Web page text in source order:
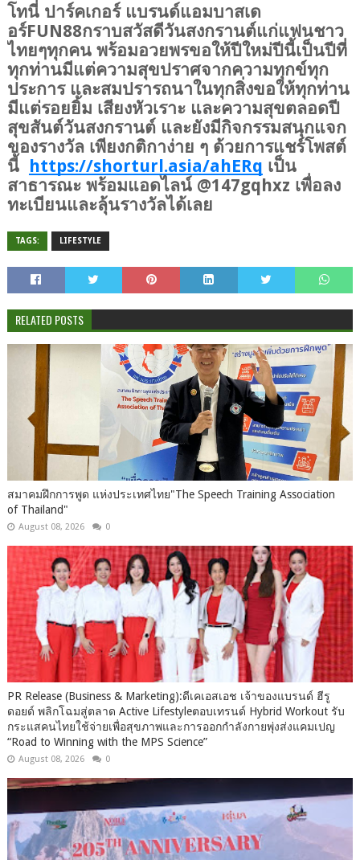
โทนี่ ปาร์คเกอร์ แบรนด์แอมบาสเด
อร์FUN88กราบสวัสดีวันสงกรานต์แก่แฟนชาว
ไทยๆทุกคน พร้อมอวยพรขอให้ปีใหม่ปีนี้เป็นปีที่
ทุกท่านมีแต่ความสุขปราศจากความทุกข์ทุก
ประการ และสมปรารถนาในทุกสิ่งขอให้ทุกท่าน
มีแต่รอยยิ้ม เสียงหัวเราะ และความสุขตลอดปี
สุขสันต์วันสงกรานต์ และยังมีกิจกรรมสนุกแจก
ของรางวัล เพียงกติกาง่าย ๆ ด้วยการแชร์โพสต์
นี้ https://shorturl.asia/ahERq เป็น
สาธารณะ พร้อมแอดไลน์ @147gqhxz เพื่อลง
ทะเบียนและลุ้นรางวัลได้เลย
TAGS: LIFESTYLE
RELATED POSTS
สมาคมฝึกการพูด แห่งประเทศไทย"The Speech Training Association
of Thailand"
August 08, 2026 0
PR Release (Business & Marketing):ดีเคเอสเอช เจ้าของแบรนด์ ฮีรู
ดอยด์ พลิกโฉมสู่ตลาด Active Lifestyleตอบเทรนด์ Hybrid Workout รับ
กระแสคนไทยใช้จ่ายเพื่อสุขภาพและการออกกำลังกายพุ่งส่งแคมเปญ
“Road to Winning with the MPS Science”
August 08, 2026 0